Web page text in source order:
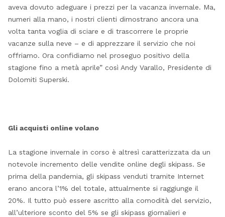
aveva dovuto adeguare i prezzi per la vacanza invernale. Ma,
numeri alla mano, i nostri clienti dimostrano ancora una
volta tanta voglia di sciare e di trascorrere le proprie
vacanze sulla neve – e di apprezzare il servizio che noi
offriamo. Ora confidiamo nel proseguo positivo della
stagione fino a metà aprile” così Andy Varallo, Presidente di
Dolomiti Superski.
Gli acquisti online volano
La stagione invernale in corso è altresì caratterizzata da un
notevole incremento delle vendite online degli skipass. Se
prima della pandemia, gli skipass venduti tramite Internet
erano ancora l’1% del totale, attualmente si raggiunge il
20%. Il tutto può essere ascritto alla comodità del servizio,
all’ulteriore sconto del 5% se gli skipass giornalieri e